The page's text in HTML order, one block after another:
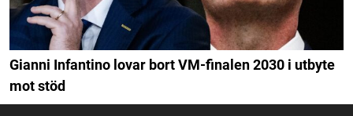
Gianni Infantino lovar bort VM-finalen 2030 i utbyte
mot stöd